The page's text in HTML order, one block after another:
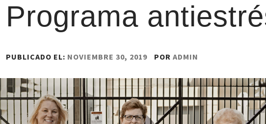
Programa
PUBLICADO EL: NOVIEMBRE 30, 2019 POR ADMIN